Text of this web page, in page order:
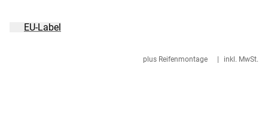
plus Reifenmontage inkl. MwSt.
EU-Label